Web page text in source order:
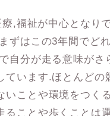
,福祉が中心となり
ずはこの3年間でど
自分が走る意味が
ています.ほとんど
いことや環境をつく
ることや歩くことは